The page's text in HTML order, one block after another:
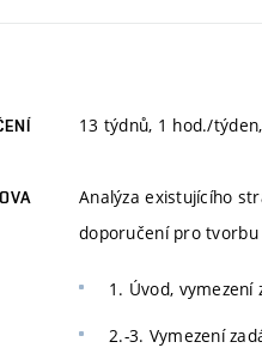
13 týdnů, 1 hod./
Analýza existujícího
doporučení pro
1. Úvod, vymezení
2.-3. Vymezení